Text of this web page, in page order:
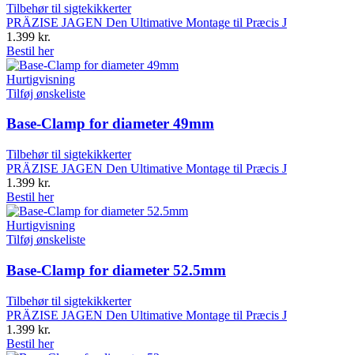
Tilbehør til sigtekikkerter
PRÄZISE JAGEN Den Ultimative Montage til Præcis J
1.399 kr.
Bestil her
Hurtigvisning
Tilføj ønskeliste
Base-Clamp for diameter 49mm
Tilbehør til sigtekikkerter
PRÄZISE JAGEN Den Ultimative Montage til Præcis J
1.399 kr.
Bestil her
Hurtigvisning
Tilføj ønskeliste
Base-Clamp for diameter 52.5mm
Tilbehør til sigtekikkerter
PRÄZISE JAGEN Den Ultimative Montage til Præcis J
1.399 kr.
Bestil her